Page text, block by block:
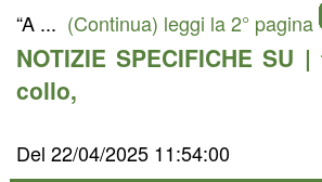
“A ... (Continua) leggi la 2° pagina
NOTIZIE SPECIFICHE SU |
collo,
Del 22/04/2025 11:54:00